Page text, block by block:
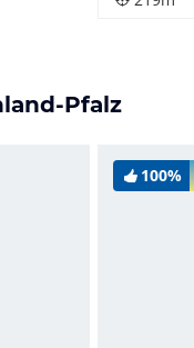
Pfalz
100%